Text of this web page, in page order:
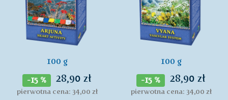
100 g
-15 % 28,90 zł
pierwotna cena: 34,00 zł
100 g
-15 % 28,90 zł
pierwotna cena: 34,00 zł